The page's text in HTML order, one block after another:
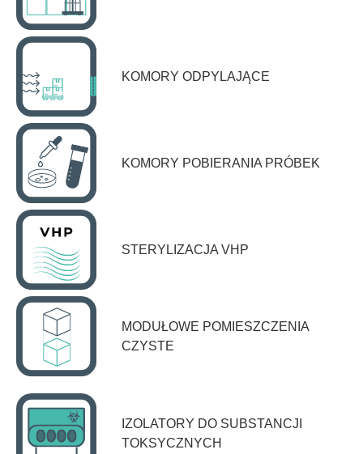
KOMORY ODPYLAJĄCE
KOMORY POBIERANIA PRÓBEK
STERYLIZACJA VHP
MODUŁOWE POMIESZCZENIA
CZYSTE
IZOLATORY DO SUBSTANCJI
TOKSYCZNYCH